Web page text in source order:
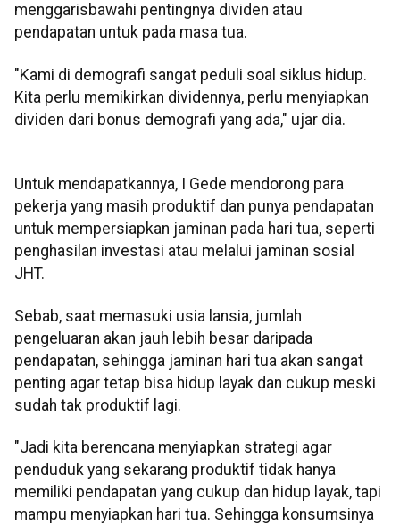
menggarisbawahi pentingnya dividen atau
pendapatan untuk pada masa tua.
"Kami di demografi sangat peduli soal siklus hidup.
Kita perlu memikirkan dividennya, perlu menyiapkan
dividen dari bonus demografi yang ada," ujar dia.
Untuk mendapatkannya, I Gede mendorong para
pekerja yang masih produktif dan punya pendapatan
untuk mempersiapkan jaminan pada hari tua, seperti
penghasilan investasi atau melalui jaminan sosial
JHT.
Sebab, saat memasuki usia lansia, jumlah
pengeluaran akan jauh lebih besar daripada
pendapatan, sehingga jaminan hari tua akan sangat
penting agar tetap bisa hidup layak dan cukup meski
sudah tak produktif lagi.
"Jadi kita berencana menyiapkan strategi agar
penduduk yang sekarang produktif tidak hanya
memiliki pendapatan yang cukup dan hidup layak, tapi
mampu menyiapkan hari tua. Sehingga konsumsinya